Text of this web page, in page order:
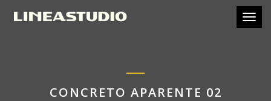
CONCRETO APARENTE 02